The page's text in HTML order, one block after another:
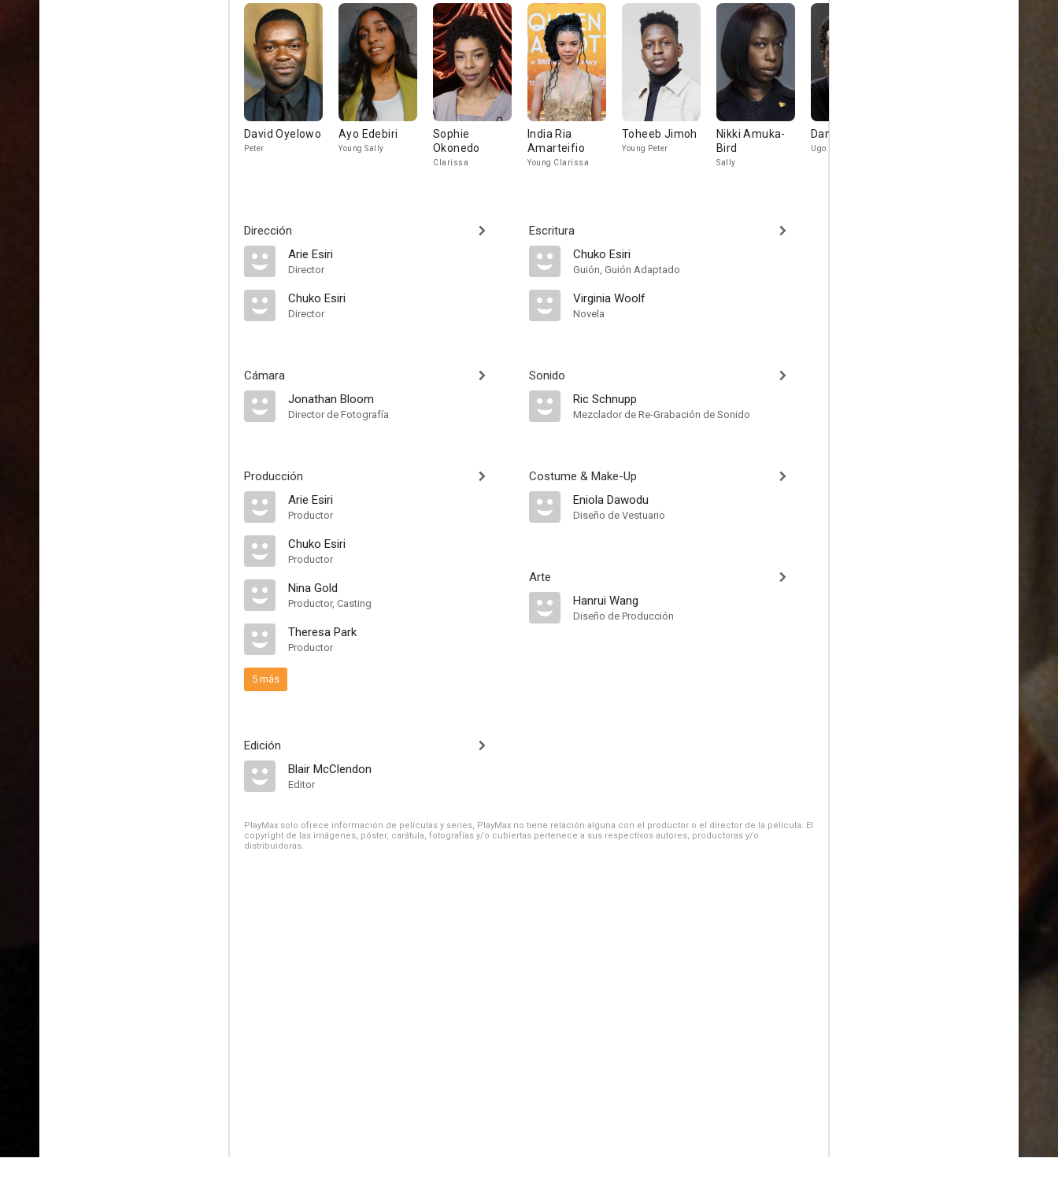
David Oyelowo
Peter
Ayo Edebiri
Young Sally
Sophie
Okonedo
Clarissa
India Ria
Amarteifio
Young Clarissa
Toheeb Jimoh
Young Peter
Nikki Amuka-
Bird
Sally
Danny Sapani
Ugo
Dirección
Arie Esiri
Director
Chuko Esiri
Director
Cámara
Jonathan Bloom
Director de Fotografía
Producción
Arie Esiri
Productor
Chuko Esiri
Productor
Nina Gold
Productor, Casting
Theresa Park
Productor
5 más
Edición
Blair McClendon
Editor
Escritura
Chuko Esiri
Guión, Guión Adaptado
Virginia Woolf
Novela
Sonido
Ric Schnupp
Mezclador de Re-Grabación de Sonido
Costume & Make-Up
Eniola Dawodu
Diseño de Vestuario
Arte
Hanrui Wang
Diseño de Producción
PlayMax solo ofrece información de películas y series, PlayMax no tiene relación alguna con el productor o el director de la película. El
copyright de las imágenes, póster, carátula, fotografías y/o cubiertas pertenece a sus respectivos autores, productoras y/o
distribuidoras.